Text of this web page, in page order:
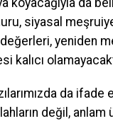
koyacağıyla da
siyasal
yeniden
kalıcı
da
değil, anlam